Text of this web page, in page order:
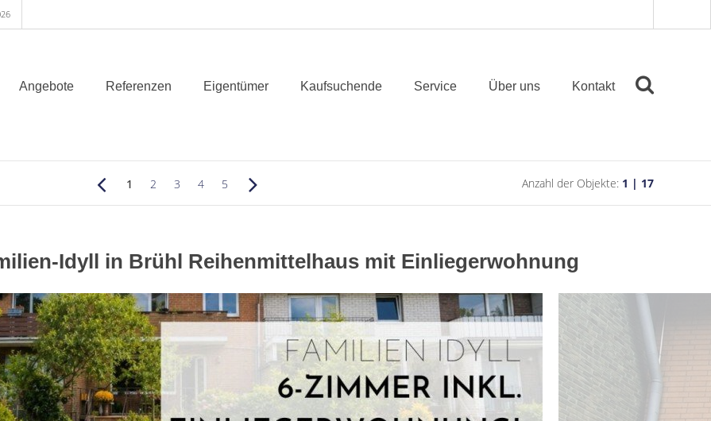
Angebote Referenzen Eigentümer Kaufsuchende Service Über uns Kontakt
1 2 3 4 5 Anzahl der Objekte: 1 | 17
Idyll in Brühl Reihenmittelhaus mit Einliegerwohnung